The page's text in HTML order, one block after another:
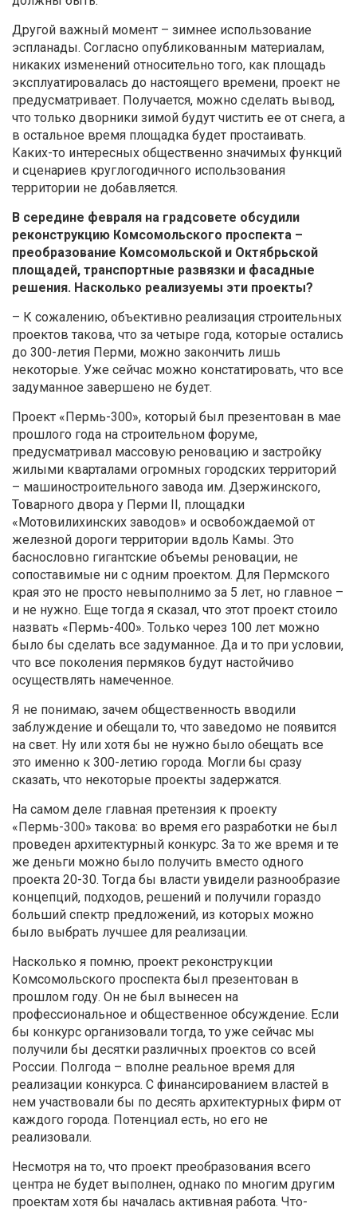
Другой важный момент – зимнее использование
эспланады. Согласно опубликованным материалам,
никаких изменений относительно того, как площадь
эксплуатировалась до настоящего времени, проект не
предусматривает. Получается, можно сделать вывод,
что только дворники зимой будут чистить ее от снега, а
в остальное время площадка будет простаивать.
Каких-то интересных общественно значимых функций
и сценариев круглогодичного использования
территории не добавляется.
В середине февраля на градсовете обсудили
реконструкцию Комсомольского проспекта –
преобразование Комсомольской и Октябрьской
площадей, транспортные развязки и фасадные
решения. Насколько реализуемы эти проекты?
– К сожалению, объективно реализация строительных
проектов такова, что за четыре года, которые остались
до 300-летия Перми, можно закончить лишь
некоторые. Уже сейчас можно констатировать, что все
задуманное завершено не будет.
Проект «Пермь-300», который был презентован в мае
прошлого года на строительном форуме,
предусматривал массовую реновацию и застройку
жилыми кварталами огромных городских территорий
– машиностроительного завода им. Дзержинского,
Товарного двора у Перми II, площадки
«Мотовилихинских заводов» и освобождаемой от
железной дороги территории вдоль Камы. Это
баснословно гигантские объемы реновации, не
сопоставимые ни с одним проектом. Для Пермского
края это не просто невыполнимо за 5 лет, но главное –
и не нужно. Еще тогда я сказал, что этот проект стоило
назвать «Пермь-400». Только через 100 лет можно
было бы сделать все задуманное. Да и то при условии,
что все поколения пермяков будут настойчиво
осуществлять намеченное.
Я не понимаю, зачем общественность вводили
заблуждение и обещали то, что заведомо не появится
на свет. Ну или хотя бы не нужно было обещать все
это именно к 300-летию города. Могли бы сразу
сказать, что некоторые проекты задержатся.
На самом деле главная претензия к проекту
«Пермь-300» такова: во время его разработки не был
проведен архитектурный конкурс. За то же время и те
же деньги можно было получить вместо одного
проекта 20-30. Тогда бы власти увидели разнообразие
концепций, подходов, решений и получили гораздо
больший спектр предложений, из которых можно
было выбрать лучшее для реализации.
Насколько я помню, проект реконструкции
Комсомольского проспекта был презентован в
прошлом году. Он не был вынесен на
профессиональное и общественное обсуждение. Если
бы конкурс организовали тогда, то уже сейчас мы
получили бы десятки различных проектов со всей
России. Полгода – вполне реальное время для
реализации конкурса. С финансированием властей в
нем участвовали бы по десять архитектурных фирм от
каждого города. Потенциал есть, но его не
реализовали.
Несмотря на то, что проект преобразования всего
центра не будет выполнен, однако по многим другим
проектам хотя бы началась активная работа. Что-